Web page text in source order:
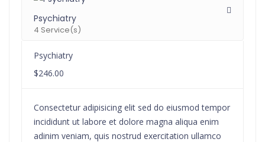
Psychiatry
4 Service(s)
Psychiatry
$246.00
Consectetur adipisicing elit sed do eiusmod tempor
incididunt ut labore et dolore magna aliqua enim
adinim veniam, quis nostrud exercitation ullamco